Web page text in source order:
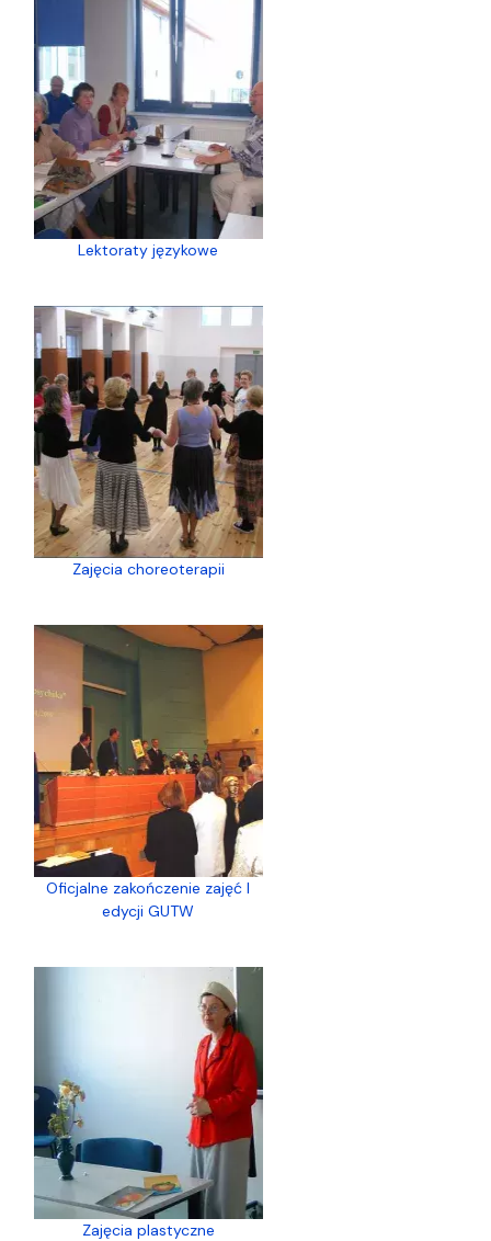
Lektoraty językowe
Zajęcia choreoterapii
Oficjalne zakończenie zajęć I
edycji GUTW
Zajęcia plastyczne